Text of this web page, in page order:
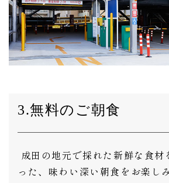
3.無料のご朝食
成田の地元で採れた新鮮な食材
った、味わい深い朝食をお楽し